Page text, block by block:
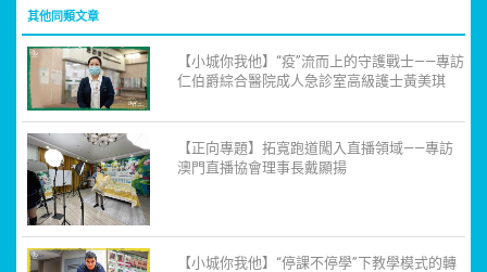
其他同類文章
【小城你我他】“疫”流而上的守護戰士——專訪
仁伯爵綜合醫院成人急診室高級護士黃美琪
【正向專題】拓寬跑道闖入直播領域——專訪
澳門直播協會理事長戴顯揚
【小城你我他】“停課不停學”下教學模式的轉